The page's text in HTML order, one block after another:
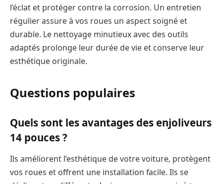
l’éclat et protéger contre la corrosion. Un entretien
régulier assure à vos roues un aspect soigné et
durable. Le nettoyage minutieux avec des outils
adaptés prolonge leur durée de vie et conserve leur
esthétique originale.
Questions populaires
Quels sont les avantages des enjoliveurs
14 pouces ?
Ils améliorent l’esthétique de votre voiture, protègent
vos roues et offrent une installation facile. Ils se